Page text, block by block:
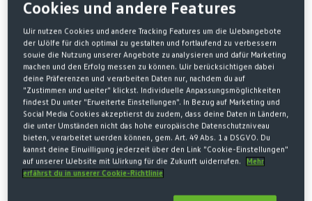
Home SALE
T-SHIRT BUSINESS OLIV
Cookies und andere Features
Wir nutzen Cookies und andere Tracking Features um die Webangebote
der Wölfe für dich optimal zu gestalten und fortlaufend zu verbessern
sowie die Nutzung unserer Angebote zu analysieren und dafür Marketing
machen und den Erfolg messen zu können. Wir berücksichtigen dabei
deine Präferenzen und verarbeiten Daten nur, nachdem du auf
"Zustimmen und weiter" klickst. Individuelle Anpassungsmöglichkeiten
findest Du unter "Erweiterte Einstellungen". In Bezug auf Marketing und
Social Media Cookies akzeptierst du zudem, dass deine Daten in Ländern,
die unter Umständen nicht das hohe europäische Datenschutzniveau
bieten, verarbeitet werden können, gem. Art. 49 Abs. 1 a DSGVO. Du
kannst deine Einwilligung jederzeit über den Link "Cookie-Einstellungen"
auf unserer Website mit Wirkung für die Zukunft widerrufen.
Mehr
erfährst du in unserer Cookie-Richtlinie